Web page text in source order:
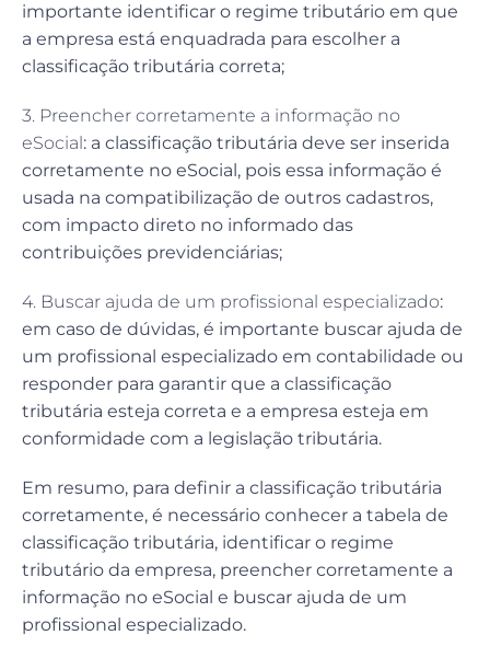
importante identificar o regime tributário em que
a empresa está enquadrada para escolher a
classificação tributária correta;
3. Preencher corretamente a informação no
eSocial: a classificação tributária deve ser inserida
corretamente no eSocial, pois essa informação é
usada na compatibilização de outros cadastros,
com impacto direto no informado das
contribuições previdenciárias;
4. Buscar ajuda de um profissional especializado:
em caso de dúvidas, é importante buscar ajuda de
um profissional especializado em contabilidade ou
responder para garantir que a classificação
tributária esteja correta e a empresa esteja em
conformidade com a legislação tributária.
Em resumo, para definir a classificação tributária
corretamente, é necessário conhecer a tabela de
classificação tributária, identificar o regime
tributário da empresa, preencher corretamente a
informação no eSocial e buscar ajuda de um
profissional especializado.